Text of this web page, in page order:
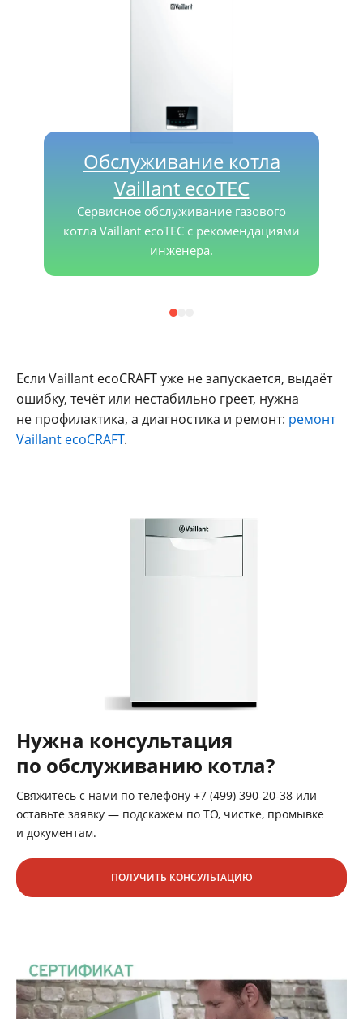
Обслуживание котла
Vaillant ecoTEC
Сервисное обслуживание газового
котла Vaillant ecoTEC с рекомендациями
инженера.
Если Vaillant ecoCRAFT уже не запускается, выдаёт
ошибку, течёт или нестабильно греет, нужна
не профилактика, а диагностика и ремонт: ремонт
Vaillant ecoCRAFT.
Нужна консультация
по обслуживанию котла?
Свяжитесь с нами по телефону +7 (499) 390-20-38 или
оставьте заявку — подскажем по ТО, чистке, промывке
и документам.
ПОЛУЧИТЬ КОНСУЛЬТАЦИЮ